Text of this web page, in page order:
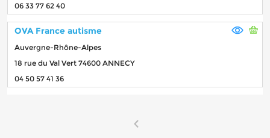
06 33 77 62 40
OVA France autisme
Auvergne-Rhône-Alpes
18 rue du Val Vert 74600 ANNECY
04 50 57 41 36